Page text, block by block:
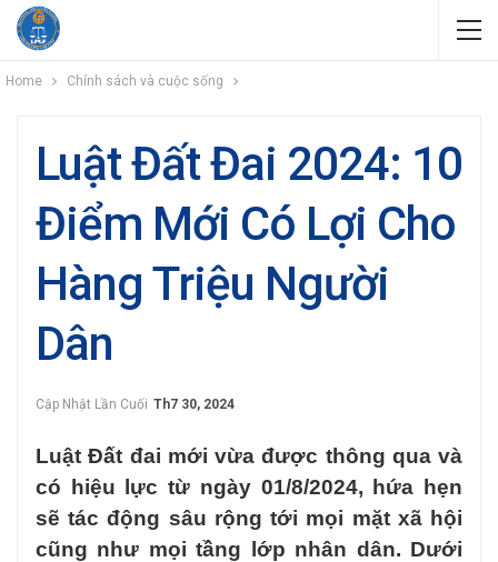
Home Chính sách và cuộc sống
Luật Đất Đai 2024: 10
Điểm Mới Có Lợi Cho
Hàng Triệu Người
Dân
Cập Nhật Lần Cuối Th7 30, 2024
Luật Đất đai mới vừa được thông qua và
có hiệu lực từ ngày 01/8/2024, hứa hẹn
sẽ tác động sâu rộng tới mọi mặt xã hội
cũng như mọi tầng lớp nhân dân. Dưới